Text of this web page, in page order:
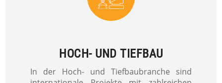
HOCH- UND TIEFBAU
In der Hoch- und Tiefbaubranche sind